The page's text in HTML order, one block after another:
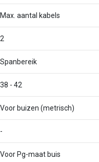
Max. aantal kabels
2
Spanbereik
38 - 42
Voor buizen (metrisch)
-
Voor Pg-maat buis